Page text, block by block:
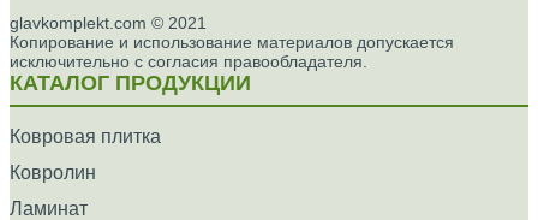
glavkomplekt.com © 2021
Копирование и использование материалов допускается
исключительно с согласия правообладателя.
КАТАЛОГ ПРОДУКЦИИ
Ковровая плитка
Ковролин
Ламинат